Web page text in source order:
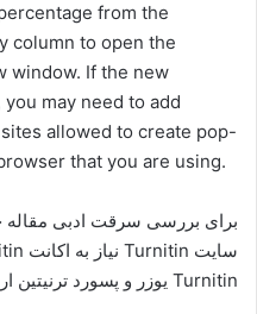
from the
column to open the
window. If the new
may need to add
allowed to create pop-
that you are using.
برای بررسی سرقت ادبی مقاله
Turnitin یوزر و پسورد ترنیتین ارسال می شود.